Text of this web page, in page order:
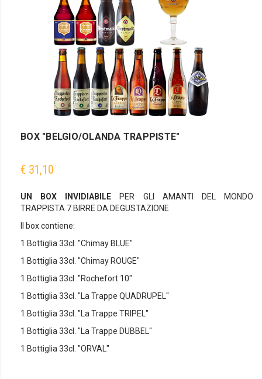
BOX "BELGIO/OLANDA TRAPPISTE"
€ 31,10
UN BOX INVIDIABILE PER GLI AMANTI DEL MONDO
TRAPPISTA 7 BIRRE DA DEGUSTAZIONE
Il box contiene:
1 Bottiglia 33cl. "Chimay BLUE"
1 Bottiglia 33cl. "Chimay ROUGE"
1 Bottiglia 33cl. "Rochefort 10"
1 Bottiglia 33cl. "La Trappe QUADRUPEL"
1 Bottiglia 33cl. "La Trappe TRIPEL"
1 Bottiglia 33cl. "La Trappe DUBBEL"
1 Bottiglia 33cl. "ORVAL"